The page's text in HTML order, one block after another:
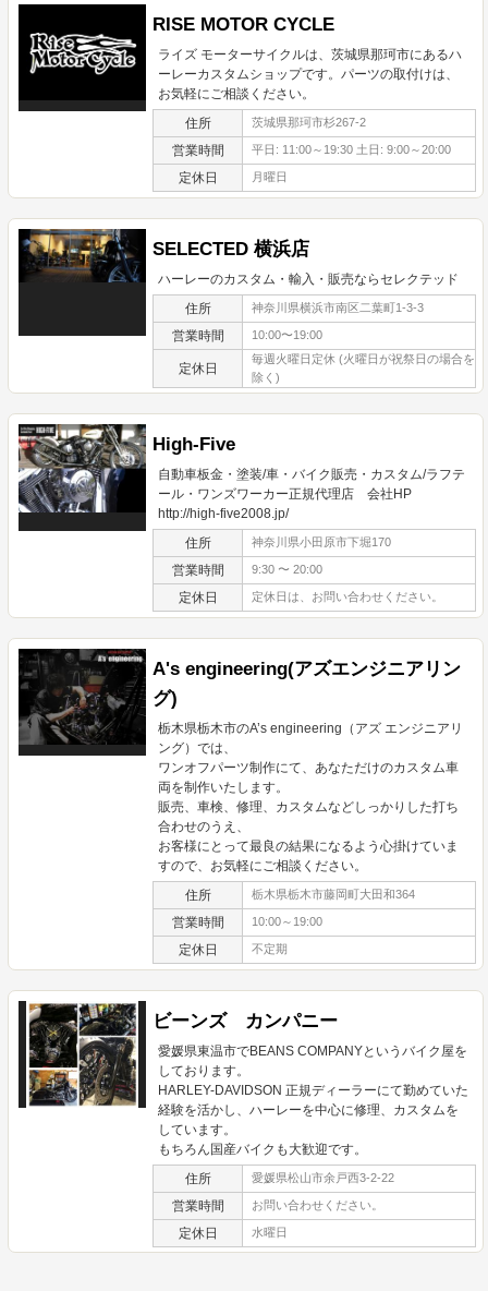
RISE MOTOR CYCLE
ライズ モーターサイクルは、茨城県那珂市にあるハ
ーレーカスタムショップです。パーツの取付けは、
お気軽にご相談ください。
住所 茨城県那珂市杉267-2
営業時間 平日: 11:00～19:30 土日: 9:00～20:00
定休日 月曜日
SELECTED 横浜店
ハーレーのカスタム・輸入・販売ならセレクテッド
住所 神奈川県横浜市南区二葉町1-3-3
営業時間 10:00〜19:00
定休日
毎週火曜日定休 (火曜日が祝祭日の場合を
除く)
High-Five
自動車板金・塗装/車・バイク販売・カスタム/ラフテ
ール・ワンズワーカー正規代理店 会社HP
http://high-five2008.jp/
住所 神奈川県小田原市下堀170
営業時間 9:30 〜 20:00
定休日 定休日は、お問い合わせください。
A's engineering(アズエンジニアリン
グ)
栃木県栃木市のA’s engineering（アズ エンジニアリ
ング）では、
ワンオフパーツ制作にて、あなただけのカスタム車
両を制作いたします。
販売、車検、修理、カスタムなどしっかりした打ち
合わせのうえ、
お客様にとって最良の結果になるよう心掛けていま
すので、お気軽にご相談ください。
住所 栃木県栃木市藤岡町大田和364
営業時間 10:00～19:00
定休日 不定期
ビーンズ カンパニー
愛媛県東温市でBEANS COMPANYというバイク屋を
しております。
HARLEY-DAVIDSON 正規ディーラーにて勤めていた
経験を活かし、ハーレーを中心に修理、カスタムを
しています。
もちろん国産バイクも大歓迎です。
住所 愛媛県松山市余戸西3-2-22
営業時間 お問い合わせください。
定休日 水曜日